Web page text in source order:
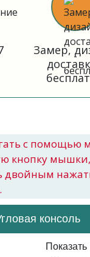
Замер,
с помощью
кнопку
двойным
консоль
Показать